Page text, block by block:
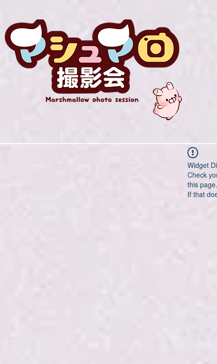
Widget
Check
this page.
If that